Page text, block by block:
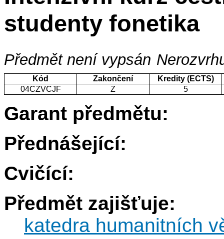
studenty fonetika
Předmět není vypsán
Kód Zakončení
Kredity (ECTS)
04CZVCJF
Z 5
Garant předmětu:
Přednášející:
Cvičící:
Předmět zajišťuje:
katedra humanitních